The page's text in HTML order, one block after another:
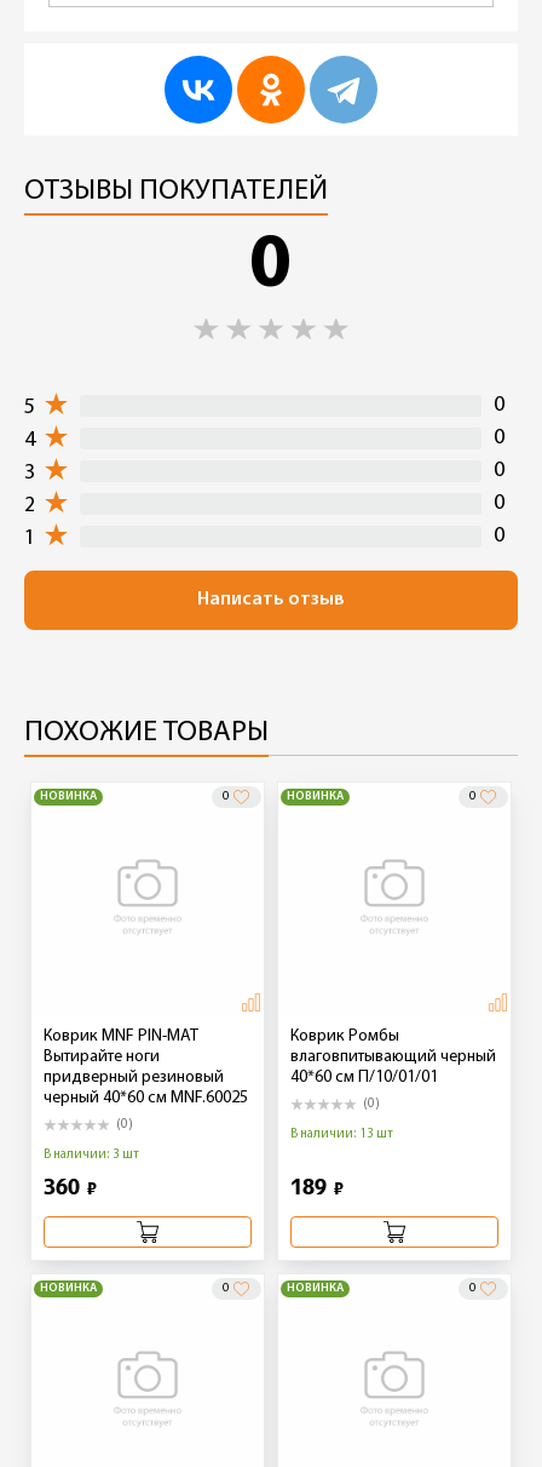
ОТЗЫВЫ ПОКУПАТЕЛЕЙ
0
5
0
4
0
3
0
2
0
1
0
Написать отзыв
ПОХОЖИЕ ТОВАРЫ
НОВИНКА 0
Коврик MNF PIN-MAT
Вытирайте ноги
придверный резиновый
черный 40*60 см MNF.60025
(0)
В наличии: 3 шт
360 ₽
НОВИНКА 0
Коврик Ромбы
влаговпитывающий черный
40*60 см П/10/01/01
(0)
В наличии: 13 шт
189 ₽
НОВИНКА 0 НОВИНКА 0